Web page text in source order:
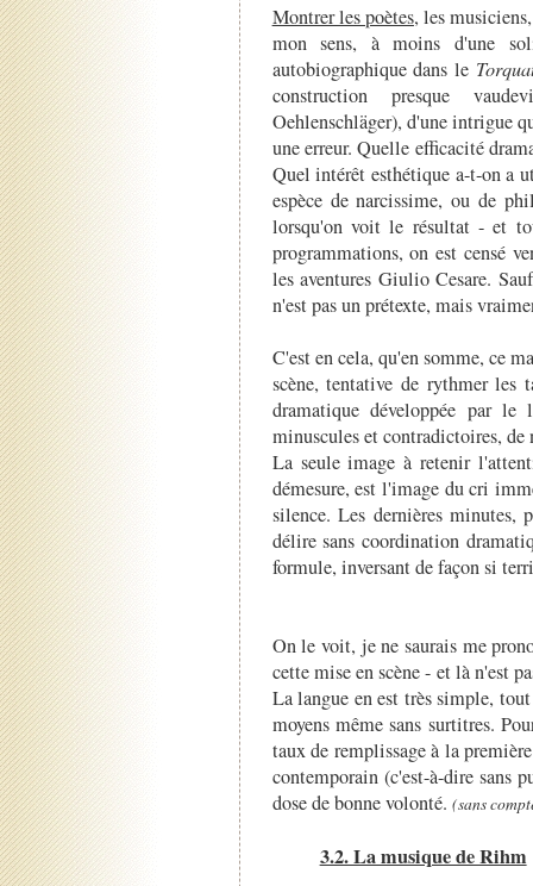
Montrer les poètes, les
mon sens, à moins d'une
autobiographique dans le
construction presque
Oehlenschläger), d'une intrigue
une erreur. Quelle efficacité
Quel intérêt esthétique a-t-on a
espèce de narcissime, ou de
lorsqu'on voit le résultat - et
programmations, on est censé
les aventures Giulio Cesare.
n'est pas un prétexte, mais
C'est en cela, qu'en somme, ce
scène, tentative de rythmer les
dramatique développée par
minuscules et contradictoires, de
La seule image à retenir
démesure, est l'image du cri
silence. Les dernières minutes,
délire sans coordination
formule, inversant de façon si
On le voit, je ne saurais me
cette mise en scène - et là n'est
La langue en est très simple,
moyens même sans surtitres.
taux de remplissage à la
contemporain (c'est-à-dire sans
dose de bonne volonté. (sans
3.2. La musique de Rihm